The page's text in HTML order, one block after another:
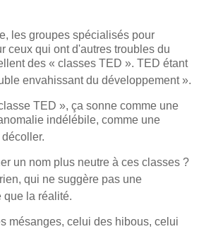
les groupes spécialisés pour
r ceux qui ont d'autres troubles du
des « classes TED ». TED étant
envahissant du développement ».
TED », ça sonne comme une
indélébile, comme une
décoller.
un nom plus neutre à ces classes ?
qui ne suggère pas une
que la réalité.
mésanges, celui des hibous, celui